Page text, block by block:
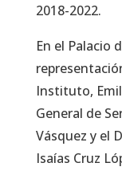
2018-2022.
En el Palacio
Instituto,
General de
Vásquez y el
Isaías Cruz